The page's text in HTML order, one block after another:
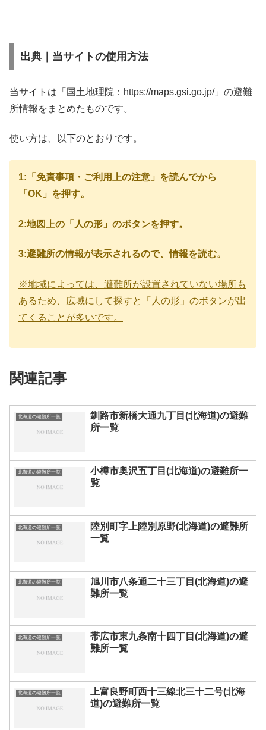
出典｜当サイトの使用方法
当サイトは「国土地理院：https://maps.gsi.go.jp/」の避難
所情報をまとめたものです。
使い方は、以下のとおりです。
1:「免責事項・ご利用上の注意」を読んでから
「OK」を押す。
2:地図上の「人の形」のボタンを押す。
3:避難所の情報が表示されるので、情報を読む。
※地域によっては、避難所が設置されていない場所も
あるため、広域にして探すと「人の形」のボタンが出
てくることが多いです。
関連記事
北海道の避難所一覧
釧路市新橋大通九丁目(北海道)の避難
所一覧
北海道の避難所一覧
小樽市奥沢五丁目(北海道)の避難所一
覧
北海道の避難所一覧
陸別町字上陸別原野(北海道)の避難所
一覧
北海道の避難所一覧
旭川市八条通二十三丁目(北海道)の避
難所一覧
北海道の避難所一覧
帯広市東九条南十四丁目(北海道)の避
難所一覧
北海道の避難所一覧
上富良野町西十三線北三十二号(北海
道)の避難所一覧